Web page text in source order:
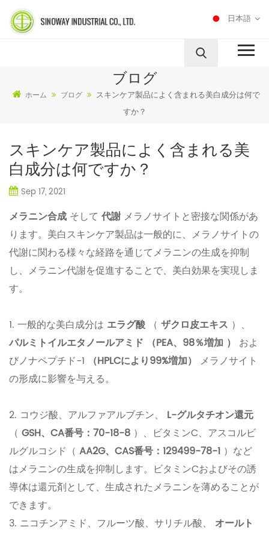
日本語
ブログ
ホーム ブログ
スキンケア製品によく含まれる美白成分は何で
すか？
スキンケア製品によく含まれる美
白成分は何ですか？
Sep 17, 2021
メラニン合成 そして 代謝 メラノサイトと密接な関係があ
ります。美白スキンケア製品は一般的に、メラノサイトの
代謝に関わる様々な経路を通じてメラニンの生成を抑制
し、メラニン代謝を促進することで、美白効果を実現しま
す。
1. 一般的な美白成分は エラグ酸 （ ザクロ皮エキス ）、
パルミトイルエタノールアミド
（PEA、98％増加 ） およ
びノナペプチド-1
（HPLCにより99%増加） メラノサイト
の形成に影響を与える。
2. コウジ酸、アルファアルブチン、 L-グルタチオン還元
（ GSH、CA番号：70-18-8 ）、ビタミンC、アスコルビ
ルグルコシド（ AA2G、CAS番号：129499-78-1 ）など
はメラニンの生成を抑制します。ビタミンCおよびその誘
導体は還元剤として、生成されたメラニンを薄めることが
できます。
3. ニコチンアミド、フルーツ酸、サリチル酸、 オールト